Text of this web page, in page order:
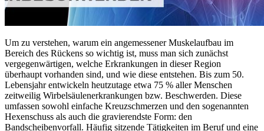
Um zu verstehen, warum ein angemessener Muskelaufbau im
Bereich des Rückens so wichtig ist, muss man sich zunächst
vergegenwärtigen, welche Erkrankungen in dieser Region
überhaupt vorhanden sind, und wie diese entstehen. Bis zum 50.
Lebensjahr entwickeln heutzutage etwa 75 % aller Menschen
zeitweilig Wirbelsäulenerkrankungen bzw. Beschwerden. Diese
umfassen sowohl einfache Kreuzschmerzen und den sogenannten
Hexenschuss als auch die gravierendste Form: den
Bandscheibenvorfall. Häufig sitzende Tätigkeiten im Beruf und eine